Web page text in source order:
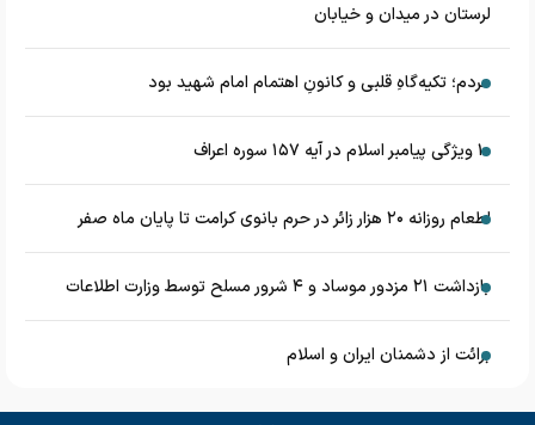
لرستان در میدان و خیابان
مردم؛ تکیه‌گاهِ قلبی و کانونِ اهتمام امام شهید بود
۱۰ ویژگی پیامبر اسلام در آیه ۱۵۷ سوره اعراف
اطعام روزانه ۲۰ هزار زائر در حرم بانوی کرامت تا پایان ماه صفر
بازداشت ۲۱ مزدور موساد و ۴ شرور مسلح توسط وزارت اطلاعات
برائت از دشمنان ایران و اسلام